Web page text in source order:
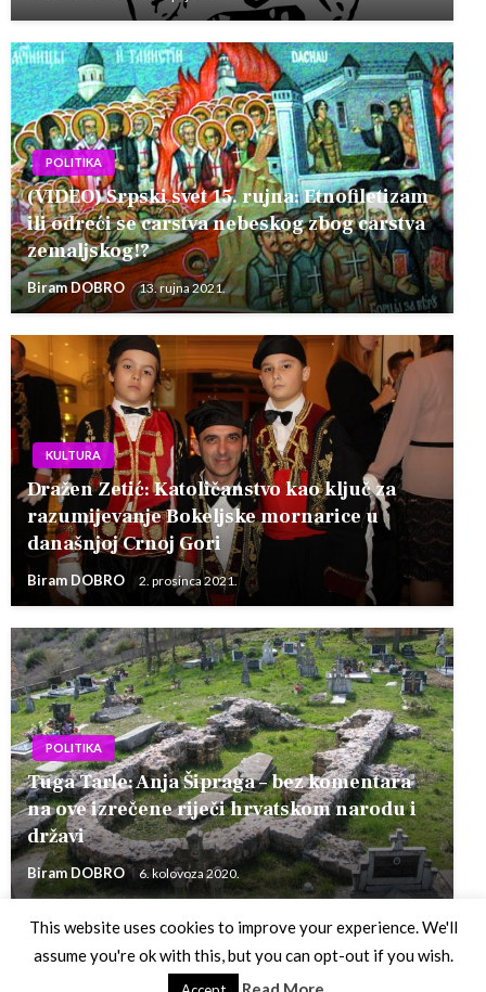
POLITIKA
(VIDEO) Srpski svet 15. rujna: Etnofiletizam
ili odreći se carstva nebeskog zbog carstva
zemaljskog!?
Biram DOBRO 13. rujna 2021.
KULTURA
Dražen Zetić: Katoličanstvo kao ključ za
razumijevanje Bokeljske mornarice u
današnjoj Crnoj Gori
Biram DOBRO 2. prosinca 2021.
POLITIKA
Tuga Tarle: Anja Šipraga – bez komentara
na ove izrečene riječi hrvatskom narodu i
državi
Biram DOBRO 6. kolovoza 2020.
This website uses cookies to improve your experience. We'll
assume you're ok with this, but you can opt-out if you wish.